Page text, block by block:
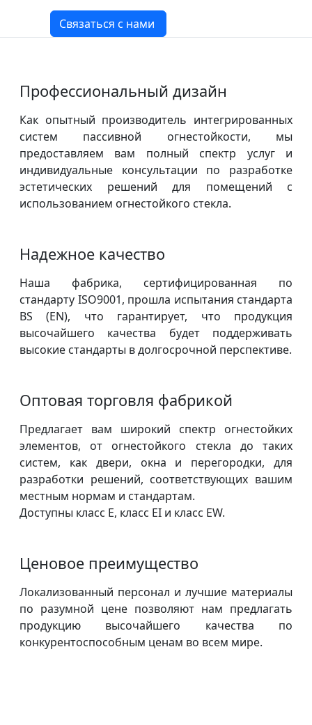
Связаться с нами
Профессиональный дизайн
Как опытный производитель интегрированных
систем пассивной огнестойкости, мы
предоставляем вам полный спектр услуг и
индивидуальные консультации по разработке
эстетических решений для помещений с
использованием огнестойкого стекла.
Надежное качество
Наша фабрика, сертифицированная по
стандарту ISO9001, прошла испытания стандарта
BS (EN), что гарантирует, что продукция
высочайшего качества будет поддерживать
высокие стандарты в долгосрочной перспективе.
Оптовая торговля фабрикой
Предлагает вам широкий спектр огнестойких
элементов, от огнестойкого стекла до таких
систем, как двери, окна и перегородки, для
разработки решений, соответствующих вашим
местным нормам и стандартам.
Доступны класс E, класс EI и класс EW.
Ценовое преимущество
Локализованный персонал и лучшие материалы
по разумной цене позволяют нам предлагать
продукцию высочайшего качества по
конкурентоспособным ценам во всем мире.